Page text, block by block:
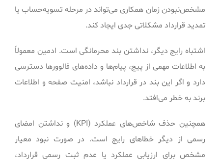
مشخص‌نبودن زمان همکاری می‌تواند در مرحله تسویه‌حساب یا
تمدید قرارداد مشکلاتی جدی ایجاد کند.
اشتباه رایج دیگر، نداشتن بند محرمانگی است. ادمین معمولاً
به اطلاعات مهمی از پیج، پیام‌ها و داده‌های فالوورها دسترسی
دارد و اگر این بند در قرارداد نباشد، امنیت صفحه و اطلاعات
برند به خطر می‌افتد.
همچنین حذف شاخص‌های عملکرد (KPI) و نداشتن امضای
رسمی از دیگر خطاهای رایج است. در صورت نبود معیار
مشخص برای ارزیابی عملکرد یا عدم ثبت رسمی قرارداد،